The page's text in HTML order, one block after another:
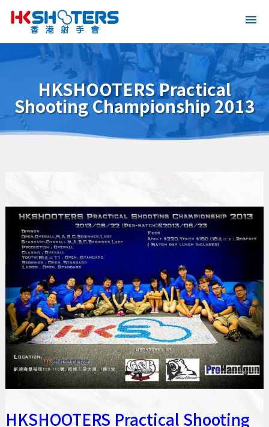
HKSHOOTERS Practical
Shooting Championship 2013
HKSHOOTERS Practical Shooting